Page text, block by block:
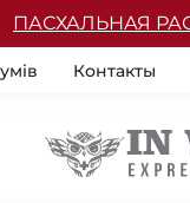
ПАСХАЛЬНАЯ
Контакты